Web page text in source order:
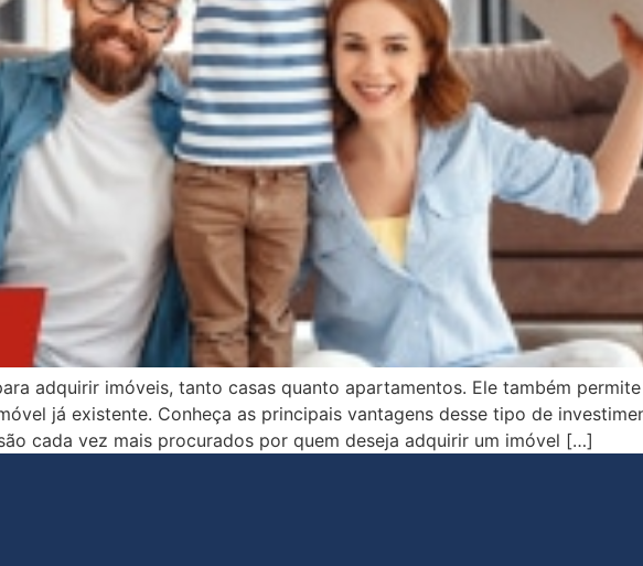
adquirir imóveis, tanto casas quanto apartamentos. Ele também
já existente. Conheça as principais vantagens desse tipo de
cada vez mais procurados por quem deseja adquirir um imóvel […]